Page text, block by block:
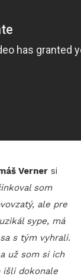
Verner si
som
ale pre
sype, má
s tým vyhrali.
už som si ich
išli dokonale